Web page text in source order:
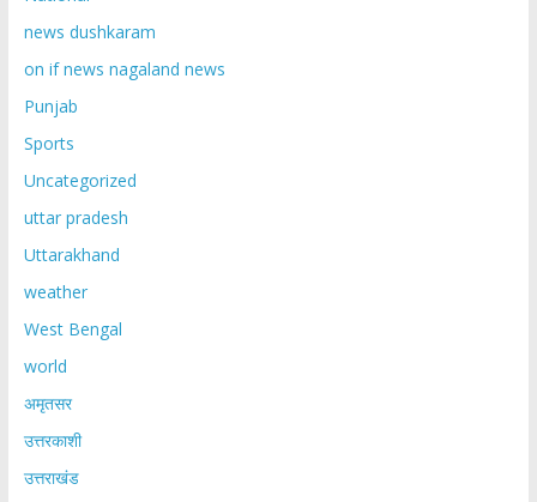
news dushkaram
on if news nagaland news
Punjab
Sports
Uncategorized
uttar pradesh
Uttarakhand
weather
West Bengal
world
अमृतसर
उत्तरकाशी
उत्तराखंड